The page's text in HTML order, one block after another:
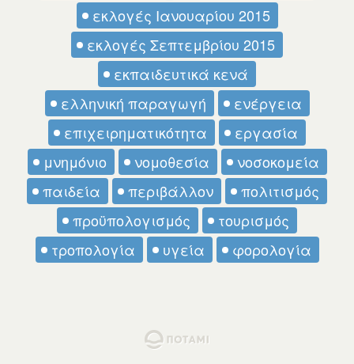
εκλογές Ιανουαρίου 2015
εκλογές Σεπτεμβρίου 2015
εκπαιδευτικά κενά
ελληνική παραγωγή
ενέργεια
επιχειρηματικότητα
εργασία
μνημόνιο
νομοθεσία
νοσοκομεία
παιδεία
περιβάλλον
πολιτισμός
προϋπολογισμός
τουρισμός
τροπολογία
υγεία φορολογία